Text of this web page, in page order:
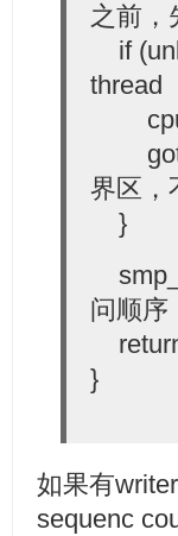
之前，
if
thread
goto
界区，
}
问顺序
}
如果有
sequenc